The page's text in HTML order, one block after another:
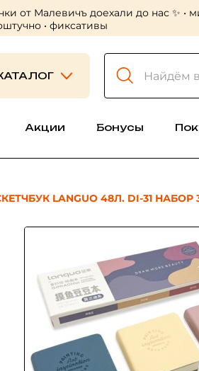
от Малевичъ доехали до нас ✨
• фиксативы
Акции Бонусы
LANGUO 48Л. DI-31